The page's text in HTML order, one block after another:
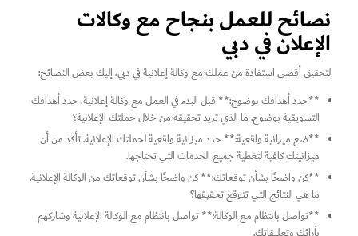
نصائح للعمل بنجاح مع وكالات
الإعلان في دبي
لتحقيق أقصى استفادة من عملك مع وكالة إعلانية في دبي، إليك بعض النصائح:
**حدد أهدافك بوضوح:** قبل البدء في العمل مع وكالة إعلانية، حدد أهدافك
التسويقية بوضوح. ما الذي تريد تحقيقه من خلال حملتك الإعلانية؟
**ضع ميزانية واقعية:** حدد ميزانية واقعية لحملتك الإعلانية. تأكد من أن
ميزانيتك كافية لتغطية جميع الخدمات التي تحتاجها.
**كن واضحًا بشأن توقعاتك:** كن واضحًا بشأن توقعاتك من الوكالة الإعلانية.
ما هي النتائج التي تتوقع تحقيقها؟
**تواصل بانتظام مع الوكالة:** تواصل بانتظام مع الوكالة الإعلانية وشاركهم